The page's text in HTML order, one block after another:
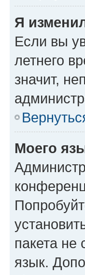
Я
Если вы
летнего
значит,
Моего
пакета не
язык.